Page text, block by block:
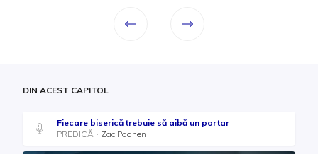
DIN ACEST CAPITOL
Fiecare biserică trebuie să aibă un portar
PREDICĂ
Zac Poonen